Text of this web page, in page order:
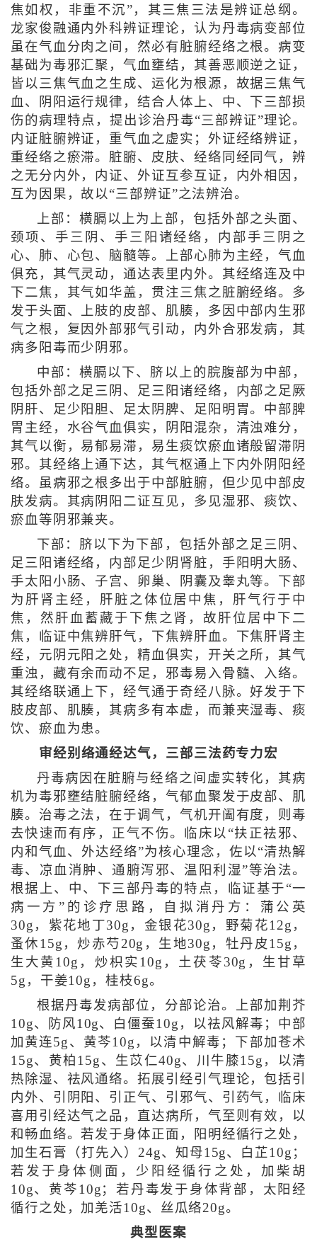
焦如权，非重不沉”，其三焦三法是辨证总纲。
龙家俊融通内外科辨证理论，认为丹毒病变部位
虽在气血分肉之间，然必有脏腑经络之根。病变
基础为毒邪汇聚，气血壅结，其善恶顺逆之证，
皆以三焦气血之生成、运化为根源，故据三焦气
血、阴阳运行规律，结合人体上、中、下三部损
伤的病理特点，提出诊治丹毒“三部辨证”理论。
内证脏腑辨证，重气血之虚实；外证经络辨证，
重经络之瘀滞。脏腑、皮肤、经络同经同气，辨
之无分内外，内证、外证互参互证，内外相因，
互为因果，故以“三部辨证”之法辨治。
上部：横膈以上为上部，包括外部之头面、
颈项、手三阴、手三阳诸经络，内部手三阴之
心、肺、心包、脑髓等。上部心肺为主经，气血
俱充，其气灵动，通达表里内外。其经络连及中
下二焦，其气如华盖，贯注三焦之脏腑经络。多
发于头面、上肢的皮部、肌腠，多因中部内生邪
气之根，复因外部邪气引动，内外合邪发病，其
病多阳毒而少阴邪。
中部：横膈以下、脐以上的脘腹部为中部，
包括外部之足三阴、足三阳诸经络，内部之足厥
阴肝、足少阳胆、足太阴脾、足阳明胃。中部脾
胃主经，水谷气血俱实，阴阳混杂，清浊难分，
其气以衡，易郁易滞，易生痰饮瘀血诸般留滞阴
邪。其经络上通下达，其气枢通上下内外阴阳经
络。虽病邪之根多出于中部脏腑，但少见中部皮
肤发病。其病阴阳二证互见，多见湿邪、痰饮、
瘀血等阴邪兼夹。
下部：脐以下为下部，包括外部之足三阴、
足三阳诸经络，内部足少阴肾脏，手阳明大肠、
手太阳小肠、子宫、卵巢、阴囊及睾丸等。下部
为肝肾主经，肝脏之体位居中焦，肝气行于中
焦，然肝血蓄藏于下焦之肾，故肝位居中下二
焦，临证中焦辨肝气，下焦辨肝血。下焦肝肾主
经，元阴元阳之处，精血俱实，开关之所，其气
重浊，藏有余而动不足，邪毒易入骨髓、入络。
其经络联通上下，经气通于奇经八脉。好发于下
肢皮部、肌腠，其病多有本虚，而兼夹湿毒、痰
饮、瘀血为患。
审经别络通经达气，三部三法药专力宏
丹毒病因在脏腑与经络之间虚实转化，其病
机为毒邪壅结脏腑经络，气郁血聚发于皮部、肌
腠。治毒之法，在于调气，气机开阖有度，则毒
去快速而有序，正气不伤。临床以“扶正祛邪、
内和气血、外达经络”为核心理念，佐以“清热解
毒、凉血消肿、通腑泻邪、温阳利湿”等治法。
根据上、中、下三部丹毒的特点，临证基于“一
病一方”的诊疗思路，自拟消丹方：蒲公英
30g，紫花地丁30g，金银花30g，野菊花12g，
蚤休15g，炒赤芍20g，生地30g，牡丹皮15g，
生大黄10g，炒枳实10g，土茯苓30g，生甘草
5g，干姜10g，桂枝6g。
根据丹毒发病部位，分部论治。上部加荆芥
10g、防风10g、白僵蚕10g，以祛风解毒；中部
加黄连5g、黄芩10g，以清中解毒；下部加苍术
15g、黄柏15g、生苡仁40g、川牛膝15g，以清
热除湿、祛风通络。拓展引经引气理论，包括引
内外、引阴阳、引正气、引邪气、引药气，临床
喜用引经达气之品，直达病所，气至则有效，以
和畅血络。若发于身体正面，阳明经循行之处，
加生石膏（打先入）24g、知母15g、白芷10g；
若发于身体侧面，少阳经循行之处，加柴胡
10g、黄芩10g；若丹毒发于身体背部，太阳经
循行之处，加羌活10g、丝瓜络20g。
典型医案